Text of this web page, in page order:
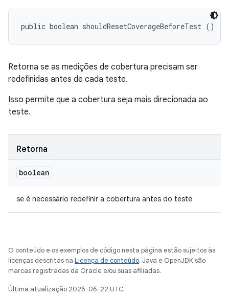
public boolean shouldResetCoverageBeforeTest ()
Retorna se as medições de cobertura precisam ser
redefinidas antes de cada teste.
Isso permite que a cobertura seja mais direcionada ao
teste.
Retorna
boolean
se é necessário redefinir a cobertura antes do teste
O conteúdo e os exemplos de código nesta página estão sujeitos às
licenças descritas na Licença de conteúdo. Java e OpenJDK são
marcas registradas da Oracle e/ou suas afiliadas.
Última atualização 2026-06-22 UTC.